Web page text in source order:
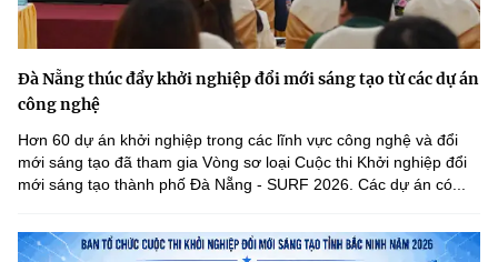
Đà Nẵng thúc đẩy khởi nghiệp đổi mới sáng tạo từ các dự án
công nghệ
Hơn 60 dự án khởi nghiệp trong các lĩnh vực công nghệ và đổi
mới sáng tạo đã tham gia Vòng sơ loại Cuộc thi Khởi nghiệp đổi
mới sáng tạo thành phố Đà Nẵng - SURF 2026. Các dự án có...